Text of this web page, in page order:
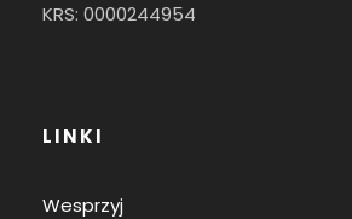
KRS: 0000244954
LINKI
Wesprzyj